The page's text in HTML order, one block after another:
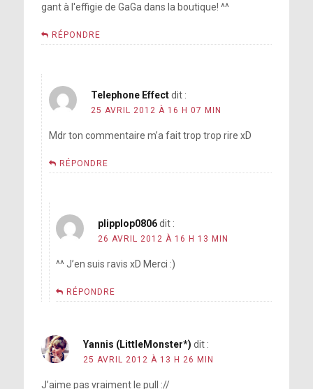
gant à l'effigie de GaGa dans la boutique! ^^
RÉPONDRE
Telephone Effect dit :
25 AVRIL 2012 À 16 H 07 MIN
Mdr ton commentaire m’a fait trop trop rire xD
RÉPONDRE
plipplop0806dit :
26 AVRIL 2012 À 16 H 13 MIN
^^ J’en suis ravis xD Merci :)
RÉPONDRE
Yannis (LittleMonster*) dit :
25 AVRIL 2012 À 13 H 26 MIN
J’aime pas vraiment le pull ://